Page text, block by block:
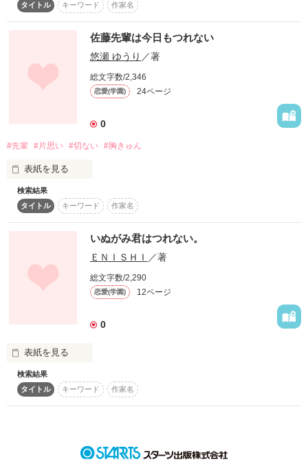
2016.3.21
作品を読む
気づいてよ、なんて言えないから
冗談の水面下に恋心を落とすんだ
*先生！×noichgo片想い短編小説コンテストエントリー作品
作品を読む
タイトル
キーワード 作家名
佐藤先輩は今日もつれない
悠瀬 ゆうり ／著
総文字数/2,346
恋愛(学園) 24ページ
0
#先輩 #片思い #切ない #胸きゅん
表紙を見る
佐藤せんぱいは私が嫌いだ
報われなくたって毎日あなたに恋に落ちます
検索結果
タイトル
キーワード 作家名
いぬがみ君はつれない。
ＥＮＩＳＨＩ ／著
総文字数/2,290
恋愛(学園) 12ページ
0
表紙を見る
今わからないことでも、
でもやっぱりそのほとんどのことが認めたくはないことばっか
検索結果
タイトル
キーワード 作家名